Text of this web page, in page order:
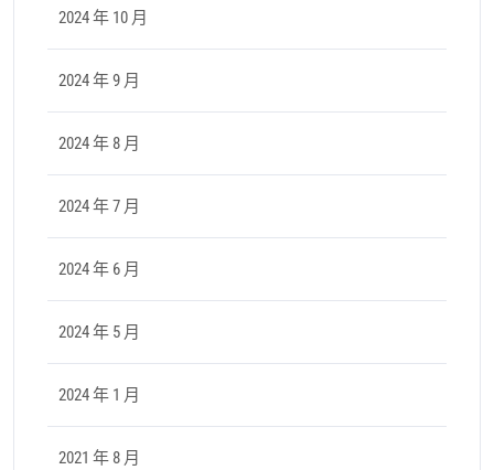
2024 年 10 月
2024 年 9 月
2024 年 8 月
2024 年 7 月
2024 年 6 月
2024 年 5 月
2024 年 1 月
2021 年 8 月